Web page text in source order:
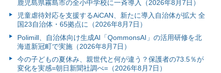
鹿児島県霧島市の全小中学校に一斉導入（2026年8月7日）
児童虐待対応を支援するAiCAN、新たに導入自治体が拡大 全
国23自治体・65拠点に（2026年8月7日）
Polimill、自治体向け生成AI「QommonsAI」の活用研修を北
海道新冠町で実施（2026年8月7日）
今の子どもの夏休み、親世代と何が違う？保護者の73.5％が
変化を実感=朝日新聞社調べ=（2026年8月7日）